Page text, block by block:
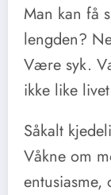
Man kan få
lengden?
Være syk.
ikke like
Såkalt
Våkne om
entusiasme,